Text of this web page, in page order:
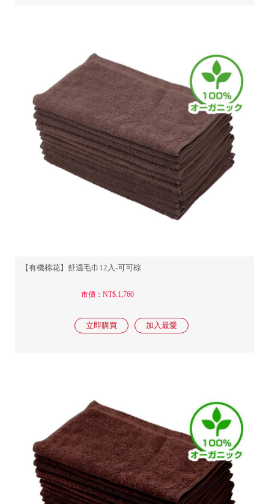
【有機棉花】舒適毛巾12入-可可棕
市價：NT$.1,760